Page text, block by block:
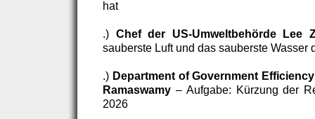
hat
.) Chef der US-Umweltbehörde Lee
sauberste Luft und das sauberste Wasser
.) Department of Government
Ramaswamy – Aufgabe: Kürzung der
2026